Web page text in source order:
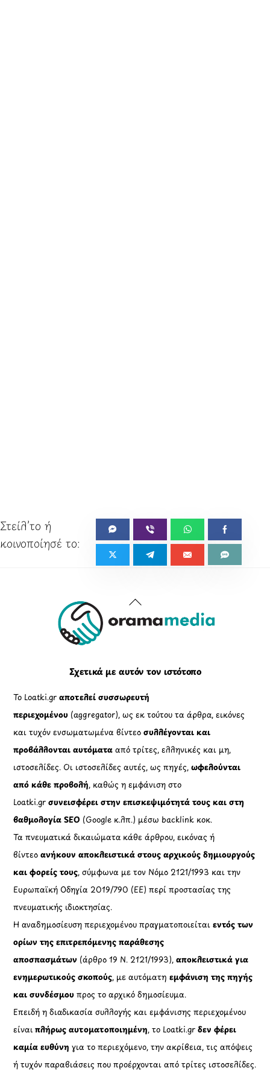
Back
To
Σχετικά με αυτόν τον ιστότοπο
Το Loatki.grαποτελεί συσσωρευτή
περιεχομένου (aggregator), ως εκ τούτου τα άρθρα, εικόνες
και τυχόν ενσωματωμένα βίντεοσυλλέγονται και
προβάλλονται αυτόματααπό τρίτες, ελληνικές και μη,
ιστοσελίδες. Οι ιστοσελίδες αυτές, ως πηγές,ωφελούνται
από κάθε προβολή, καθώς η εμφάνιση στο
Loatki.gr συνεισφέρει στην επισκεψιμότητά τους και στη
βαθμολογία SEO (Google κ.λπ.) μέσω backlink κοκ.
Τα πνευματικά δικαιώματα κάθε άρθρου, εικόνας ή
βίντεοανήκουν αποκλειστικά στους αρχικούς δημιουργούς
και φορείς τους, σύμφωνα με τον Νόμο 2121/1993 και την
Ευρωπαϊκή Οδηγία 2019/790 (ΕΕ) περί προστασίας της
πνευματικής ιδιοκτησίας.
Η αναδημοσίευση περιεχομένου πραγματοποιείταιεντός των
ορίων της επιτρεπόμενης παράθεσης
αποσπασμάτων (άρθρο 19 Ν. 2121/1993), αποκλειστικά για
ενημερωτικούς σκοπούς, με αυτόματηεμφάνιση της πηγής
και συνδέσμου προς το αρχικό δημοσίευμα.
Επειδή η διαδικασία συλλογής και εμφάνισης περιεχομένου
είναιπλήρως αυτοματοποιημένη, το Loatki.grδεν φέρει
καμία ευθύνη για το περιεχόμενο, την ακρίβεια, τις απόψεις
ή τυχόν παραβιάσεις που προέρχονται από τρίτες ιστοσελίδες.